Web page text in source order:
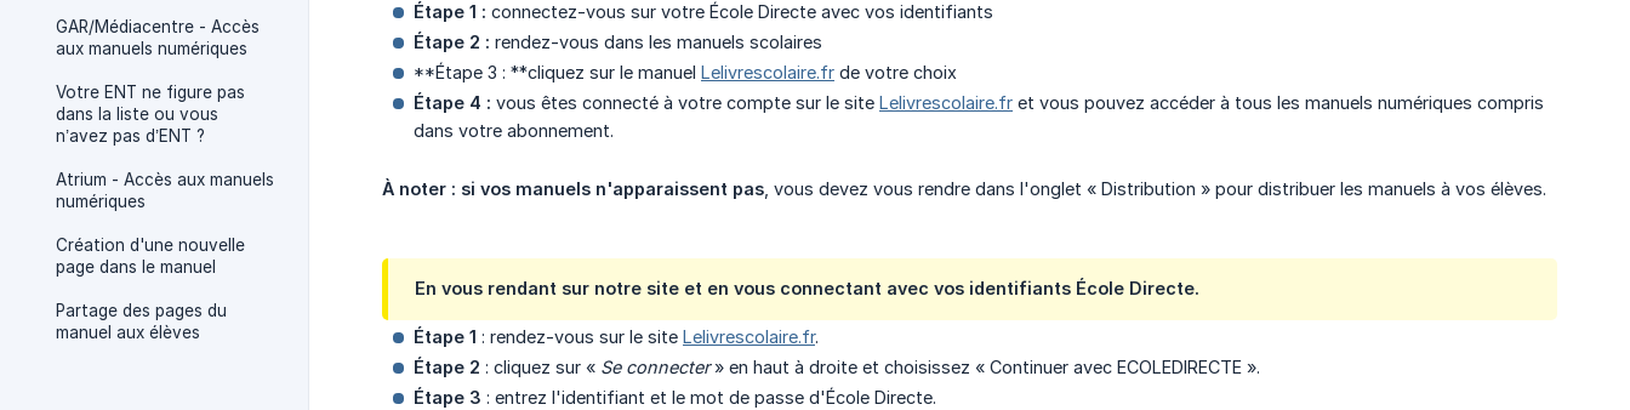
GAR/Médiacentre - Accès
aux manuels numériques
Votre ENT ne figure pas
dans la liste ou vous
n’avez pas d’ENT ?
Atrium - Accès aux manuels
numériques
Création d'une nouvelle
page dans le manuel
Partage des pages du
manuel aux élèves
Étape 1 : connectez-vous sur votre École Directe avec vos identifiants
Étape 2 : rendez-vous dans les manuels scolaires
**Étape 3 : **cliquez sur le manuel Lelivrescolaire.fr de votre choix
Étape 4 : vous êtes connecté à votre compte sur le site Lelivrescolaire.fr et vous pouvez accéder à tous les manuels numériques compris
dans votre abonnement.
À noter : si vos manuels n'apparaissent pas , vous devez vous rendre dans l'onglet « Distribution » pour distribuer les manuels à vos élèves.
En vous rendant sur notre site et en vous connectant avec vos identifiants École Directe.
Étape 1 : rendez-vous sur le site Lelivrescolaire.fr.
Étape 2 : cliquez sur « Se connecter» en haut à droite et choisissez « Continuer avec ECOLEDIRECTE ».
Étape 3 : entrez l'identifiant et le mot de passe d'École Directe.